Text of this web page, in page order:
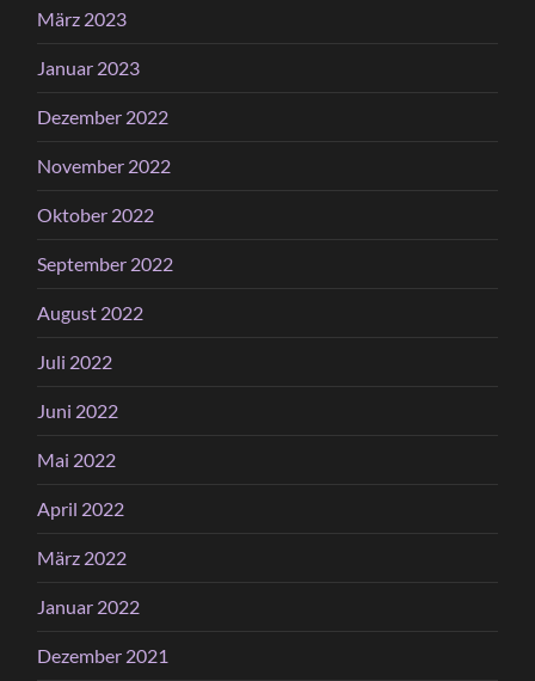
März 2023
Januar 2023
Dezember 2022
November 2022
Oktober 2022
September 2022
August 2022
Juli 2022
Juni 2022
Mai 2022
April 2022
März 2022
Januar 2022
Dezember 2021